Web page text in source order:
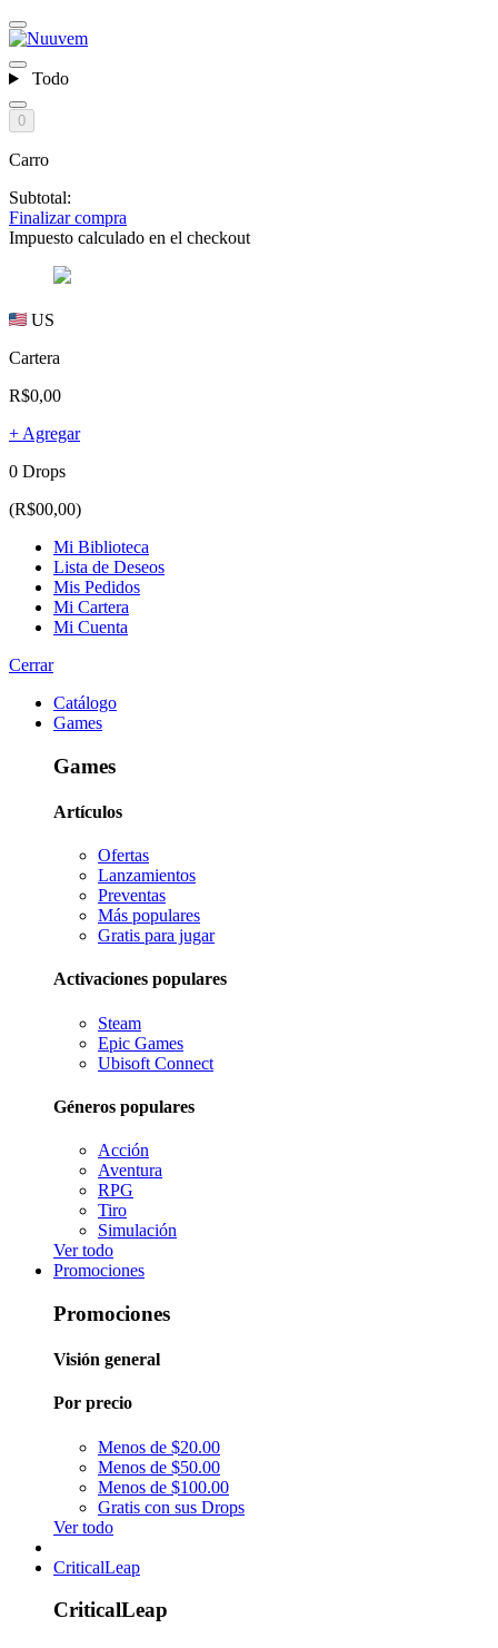
Todo
0
Carro
Subtotal:
Finalizar compra
Impuesto calculado en el checkout
US
Cartera
R$0,00
+ Agregar
0 Drops
(R$00,00)
Mi Biblioteca
Lista de Deseos
Mis Pedidos
Mi Cartera
Mi Cuenta
Cerrar
Catálogo
Games
Games
Artículos
Ofertas
Lanzamientos
Preventas
Más populares
Gratis para jugar
Activaciones populares
Steam
Epic Games
Ubisoft Connect
Géneros populares
Acción
Aventura
RPG
Tiro
Simulación
Ver todo
Promociones
Promociones
Visión general
Por precio
Menos de $20.00
Menos de $50.00
Menos de $100.00
Gratis con sus Drops
Ver todo
CriticalLeap
CriticalLeap